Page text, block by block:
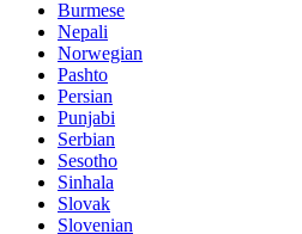
Burmese
Nepali
Norwegian
Pashto
Persian
Punjabi
Serbian
Sesotho
Sinhala
Slovak
Slovenian